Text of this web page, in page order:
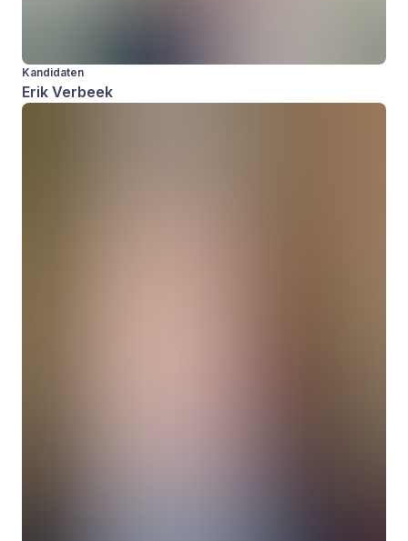
Kandidaten
Erik Verbeek